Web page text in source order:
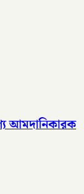
আমদানিকারক